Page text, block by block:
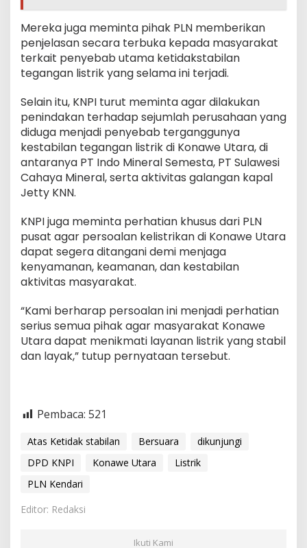
Mereka juga meminta pihak PLN memberikan
penjelasan secara terbuka kepada masyarakat
terkait penyebab utama ketidakstabilan
tegangan listrik yang selama ini terjadi.
Selain itu, KNPI turut meminta agar dilakukan
penindakan terhadap sejumlah perusahaan yang
diduga menjadi penyebab terganggunya
kestabilan tegangan listrik di Konawe Utara, di
antaranya PT Indo Mineral Semesta, PT Sulawesi
Cahaya Mineral, serta aktivitas galangan kapal
Jetty KNN.
KNPI juga meminta perhatian khusus dari PLN
pusat agar persoalan kelistrikan di Konawe Utara
dapat segera ditangani demi menjaga
kenyamanan, keamanan, dan kestabilan
aktivitas masyarakat.
“Kami berharap persoalan ini menjadi perhatian
serius semua pihak agar masyarakat Konawe
Utara dapat menikmati layanan listrik yang stabil
dan layak,” tutup pernyataan tersebut.
Pembaca: 521
Atas Ketidak stabilan Bersuara
dikunjungi
DPD KNPI
Konawe Utara
Listrik
PLN Kendari
Editor: Redaksi
Ikuti Kami